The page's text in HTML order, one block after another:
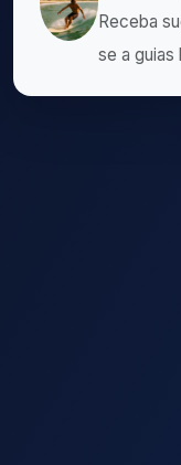
Receba
se a guias